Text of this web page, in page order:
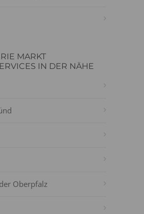
MARKT
IN DER NÄHE
Oberpfalz